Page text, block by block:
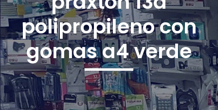
Servicios
Novedades
¿Quiénes Somos?
polipropileno con
gomas a4 verde